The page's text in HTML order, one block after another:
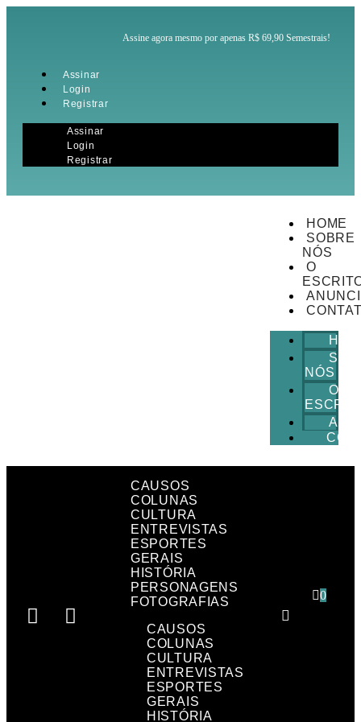
Assine agora mesmo por apenas R$ 69,90 Semestrais!
Assinar
Login
Registrar
Assinar
Login
Registrar
HOME
SOBRE
NÓS
O
NÓS
O
CAUSOS
COLUNAS
CULTURA
ENTREVISTAS
ESPORTES
GERAIS
HISTÓRIA
PERSONAGENS
FOTOGRAFIAS
CAUSOS
COLUNAS
CULTURA
ENTREVISTAS
ESPORTES
GERAIS
HISTÓRIA
0